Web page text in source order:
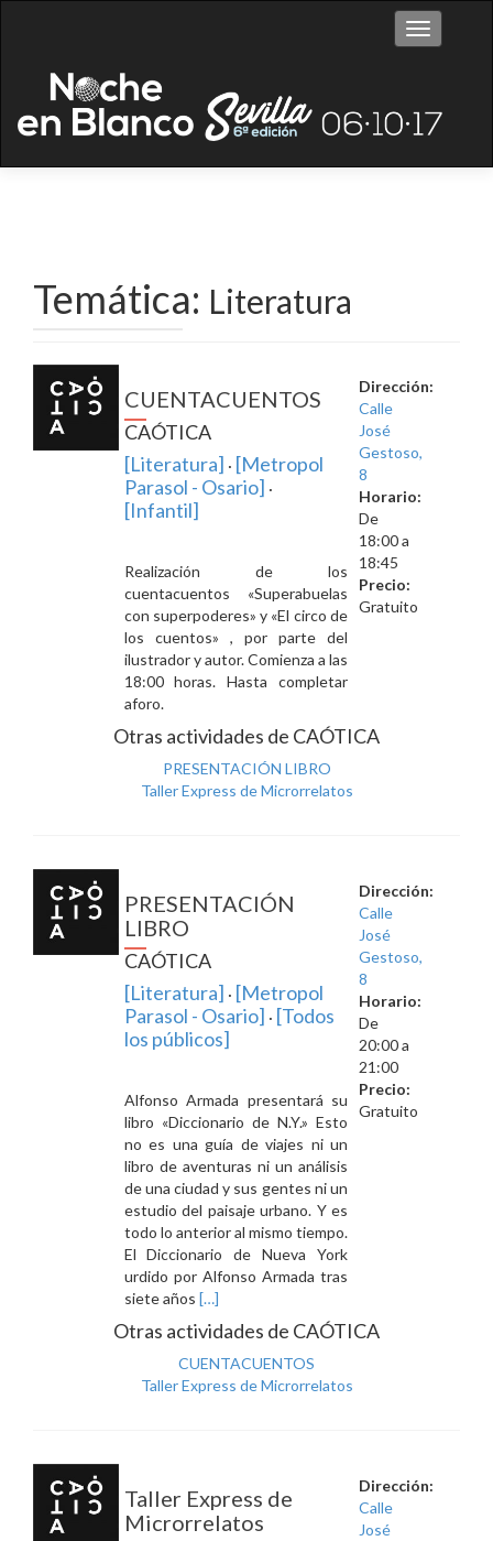
Cambiar
Temática: Literatura
CUENTACUENTOS
CAÓTICA
[Literatura] · [Metropol
Parasol - Osario] ·
[Infantil]
Realización de los
cuentacuentos «Superabuelas
con superpoderes» y «El circo de
los cuentos» , por parte del
ilustrador y autor. Comienza a las
18:00 horas. Hasta completar
aforo.
Dirección:
Calle
José
Gestoso,
8
Horario:
De
18:00 a
18:45
Precio:
Gratuito
Otras actividades de CAÓTICA
PRESENTACIÓN LIBRO
Taller Express de Microrrelatos
PRESENTACIÓN
LIBRO
CAÓTICA
[Literatura] · [Metropol
Parasol - Osario] · [Todos
los públicos]
Alfonso Armada presentará su
libro «Diccionario de N.Y.» Esto
no es una guía de viajes ni un
libro de aventuras ni un análisis
de una ciudad y sus gentes ni un
estudio del paisaje urbano. Y es
todo lo anterior al mismo tiempo.
El Diccionario de Nueva York
urdido por Alfonso Armada tras
siete años Leer
másPRESENTACIÓN
LIBRO
[…]
Dirección:
Calle
José
Gestoso,
8
Horario:
De
20:00 a
21:00
Precio:
Gratuito
Otras actividades de CAÓTICA
CUENTACUENTOS
Taller Express de Microrrelatos
Taller Express de
Microrrelatos
Dirección:
Calle
José